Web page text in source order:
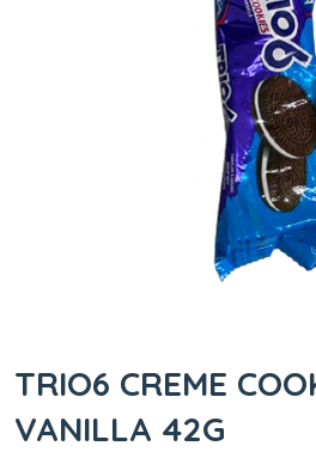
TRIO6 CREME
VANILLA 42G